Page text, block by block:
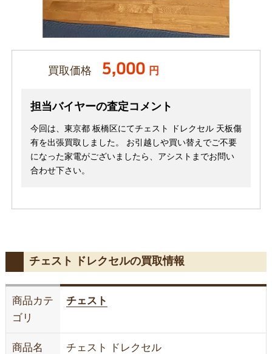
買取価格 5,000 円
担当バイヤーの査定コメント
今回は、東京都 板橋区にてチェスト ドレクセル 天板傷
有を出張買取しました。 お引越しや買い替えでご不要
になった家電がございましたら、アシストまでお問い
合わせ下さい。
チェスト ドレクセルの買取情報
商品カテ
ゴリ
チェスト
商品名 チェスト ドレクセル